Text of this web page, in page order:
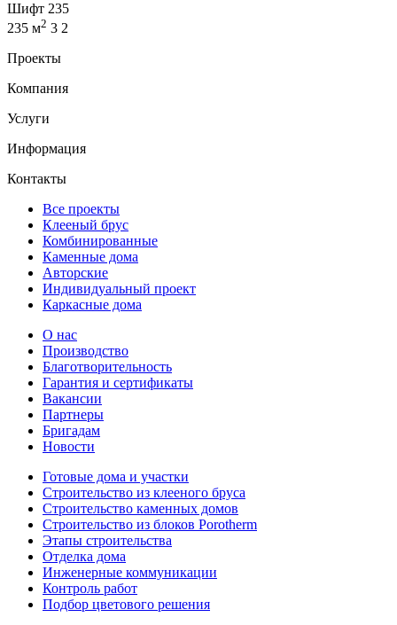
Шифт 235
235 м2 3 2
Проекты
Компания
Услуги
Информация
Контакты
Все проекты
Клееный брус
Комбинированные
Каменные дома
Авторские
Индивидуальный проект
Каркасные дома
О нас
Производство
Благотворительность
Гарантия и сертификаты
Вакансии
Партнеры
Бригадам
Новости
Готовые дома и участки
Строительство из клееного бруса
Строительство каменных домов
Строительство из блоков Porotherm
Этапы строительства
Отделка дома
Инженерные коммуникации
Контроль работ
Подбор цветового решения